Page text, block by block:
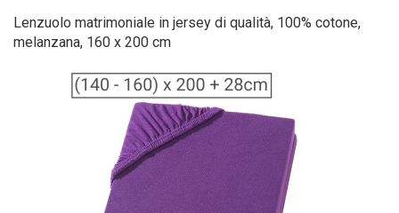
Lenzuolo matrimoniale in jersey di qualità, 100% cotone,
melanzana, 160 x 200 cm